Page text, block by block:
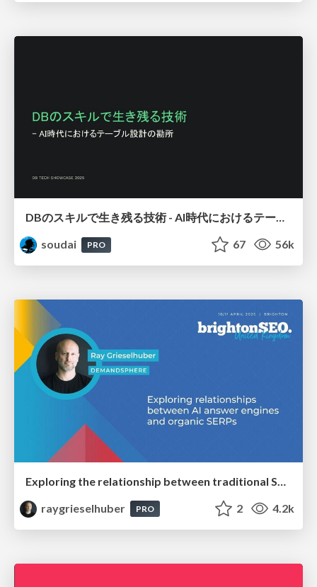
DBのスキルで生き残る技術 - AI時代におけるテーブル設計の勘所
soudai
PRO 67 56k
raygrieselhuber
PRO 2 4.2k